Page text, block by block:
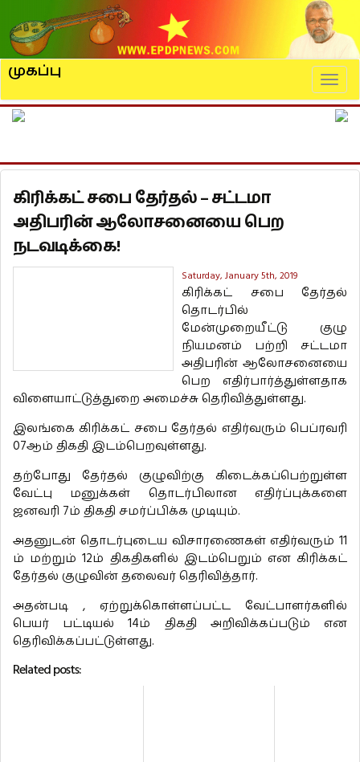
முகப்பு
கிரிக்கட் சபை தேர்தல் – சட்டமா
அதிபரின் ஆலோசனையை பெற
நடவடிக்கை!
Saturday, January 5th, 2019
கிரிக்கட் சபை தேர்தல்
தொடர்பில்
மேன்முறையீட்டு குழு
நியமனம் பற்றி சட்டமா
அதிபரின் ஆலோசனையை
பெற எதிர்பார்த்துள்ளதாக
விளையாட்டுத்துறை அமைச்சு தெரிவித்துள்ளது.
இலங்கை கிரிக்கட் சபை தேர்தல் எதிர்வரும் பெப்ரவரி
07ஆம் திகதி இடம்பெறவுள்ளது.
தற்போது தேர்தல் குழுவிற்கு கிடைக்கப்பெற்றுள்ள
வேட்பு மனுக்கள் தொடர்பிலான எதிர்ப்புக்களை
ஜனவரி 7ம் திகதி சமர்ப்பிக்க முடியும்.
அதனுடன் தொடர்புடைய விசாரணைகள் எதிர்வரும் 11
ம் மற்றும் 12ம் திகதிகளில் இடம்பெறும் என கிரிக்கட்
தேர்தல் குழுவின் தலைவர் தெரிவித்தார்.
அதன்படி , ஏற்றுக்கொள்ளப்பட்ட வேட்பாளர்களில்
பெயர் பட்டியல் 14ம் திகதி அறிவிக்கப்படும் என
தெரிவிக்கப்பட்டுள்ளது.
Related posts: